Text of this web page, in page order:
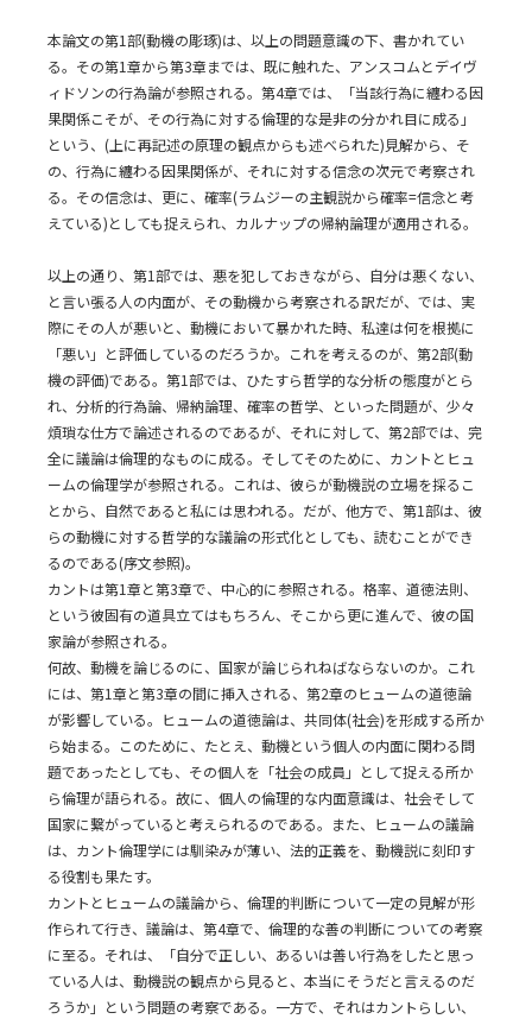
本論文の第1部(動機の彫琢)は、以上の問題意識の下、書かれてい
る。その第1章から第3章までは、既に触れた、アンスコムとデイヴ
ィドソンの行為論が参照される。第4章では、「当該行為に纏わる因
果関係こそが、その行為に対する倫理的な是非の分かれ目に成る」
という、(上に再記述の原理の観点からも述べられた)見解から、そ
の、行為に纏わる因果関係が、それに対する信念の次元で考察され
る。その信念は、更に、確率(ラムジーの主観説から確率=信念と考
えている)としても捉えられ、カルナップの帰納論理が適用される。
以上の通り、第1部では、悪を犯しておきながら、自分は悪くない、
と言い張る人の内面が、その動機から考察される訳だが、では、実
際にその人が悪いと、動機において暴かれた時、私達は何を根拠に
「悪い」と評価しているのだろうか。これを考えるのが、第2部(動
機の評価)である。第1部では、ひたすら哲学的な分析の態度がとら
れ、分析的行為論、帰納論理、確率の哲学、といった問題が、少々
煩瑣な仕方で論述されるのであるが、それに対して、第2部では、完
全に議論は倫理的なものに成る。そしてそのために、カントとヒュ
ームの倫理学が参照される。これは、彼らが動機説の立場を採るこ
とから、自然であると私には思われる。だが、他方で、第1部は、彼
らの動機に対する哲学的な議論の形式化としても、読むことができ
るのである(序文参照)。
カントは第1章と第3章で、中心的に参照される。格率、道徳法則、
という彼固有の道具立てはもちろん、そこから更に進んで、彼の国
家論が参照される。
何故、動機を論じるのに、国家が論じられねばならないのか。これ
には、第1章と第3章の間に挿入される、第2章のヒュームの道徳論
が影響している。ヒュームの道徳論は、共同体(社会)を形成する所か
ら始まる。このために、たとえ、動機という個人の内面に関わる問
題であったとしても、その個人を「社会の成員」として捉える所か
ら倫理が語られる。故に、個人の倫理的な内面意識は、社会そして
国家に繋がっていると考えられるのである。また、ヒュームの議論
は、カント倫理学には馴染みが薄い、法的正義を、動機説に刻印す
る役割も果たす。
カントとヒュームの議論から、倫理的判断について一定の見解が形
作られて行き、議論は、第4章で、倫理的な善の判断についての考察
に至る。それは、「自分で正しい、あるいは善い行為をしたと思っ
ている人は、動機説の観点から見ると、本当にそうだと言えるのだ
ろうか」という問題の考察である。一方で、それはカントらしい、